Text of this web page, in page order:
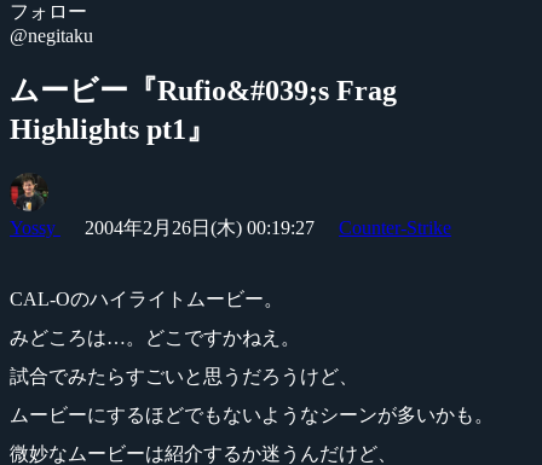
フォロー
@negitaku
ムービー『Rufio&#039;s Frag
Highlights pt1』
Yossy 2004年2月26日(木) 00:19:27 Counter-Strike
CAL-Oのハイライトムービー。
みどころは…。どこですかねえ。
試合でみたらすごいと思うだろうけど、
ムービーにするほどでもないようなシーンが多いかも。
微妙なムービーは紹介するか迷うんだけど、